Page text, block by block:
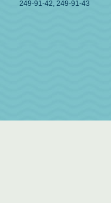
249-91-42, 249-91-43